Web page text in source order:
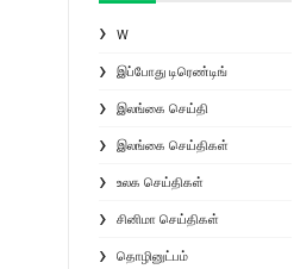
W
இப்போது டிரெண்டிங்
இலங்கை செய்தி
இலங்கை செய்திகள்
உலக செய்திகள்
சினிமா செய்திகள்
தொழினுட்பம்